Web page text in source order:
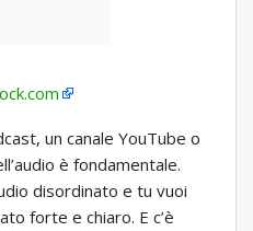
un canale YouTube o
è fondamentale.
disordinato e tu vuoi
forte e chiaro. E c’è